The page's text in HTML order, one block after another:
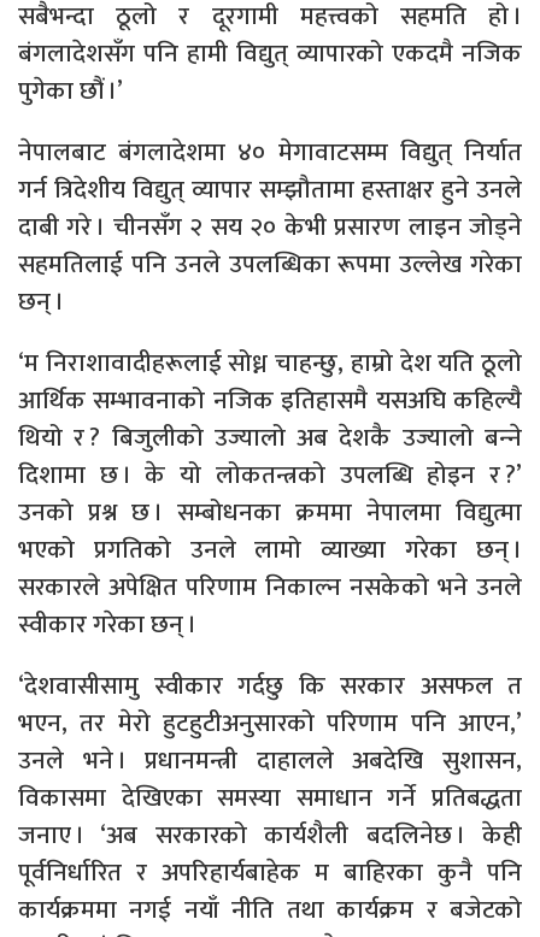
सबैभन्दा ठूलो र दूरगामी महत्त्वको सहमति हो ।
बंगलादेशसँग पनि हामी विद्युत् व्यापारको एकदमै नजिक
पुगेका छौं ।’
नेपालबाट बंगलादेशमा ४० मेगावाटसम्म विद्युत् निर्यात
गर्न त्रिदेशीय विद्युत् व्यापार सम्झौतामा हस्ताक्षर हुने उनले
दाबी गरे । चीनसँग २ सय २० केभी प्रसारण लाइन जोड्ने
सहमतिलाई पनि उनले उपलब्धिका रूपमा उल्लेख गरेका
छन् ।
‘म निराशावादीहरूलाई सोध्न चाहन्छु, हाम्रो देश यति ठूलो
आर्थिक सम्भावनाको नजिक इतिहासमै यसअघि कहिल्यै
थियो र ? बिजुलीको उज्यालो अब देशकै उज्यालो बन्‍ने
दिशामा छ । के यो लोकतन्त्रको उपलब्धि होइन र ?’
उनको प्रश्न छ । सम्बोधनका क्रममा नेपालमा विद्युत्मा
भएको प्रगतिको उनले लामो व्याख्या गरेका छन् ।
सरकारले अपेक्षित परिणाम निकाल्न नसकेको भने उनले
स्वीकार गरेका छन् ।
‘देशवासीसामु स्वीकार गर्दछु कि सरकार असफल त
भएन, तर मेरो हुटहुटीअनुसारको परिणाम पनि आएन,’
उनले भने । प्रधानमन्त्री दाहालले अबदेखि सुशासन,
विकासमा देखिएका समस्या समाधान गर्ने प्रतिबद्धता
जनाए । ‘अब सरकारको कार्यशैली बदलिनेछ । केही
पूर्वनिर्धारित र अपरिहार्यबाहेक म बाहिरका कुनै पनि
कार्यक्रममा नगई नयाँ नीति तथा कार्यक्रम र बजेटको